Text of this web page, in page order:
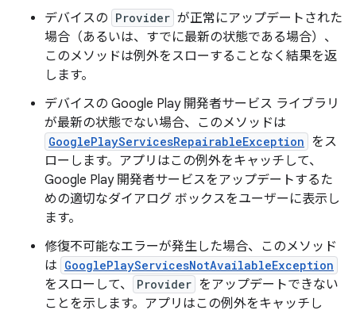
デバイスの Provider が正常にアップデートされた
場合（あるいは、すでに最新の状態である場合）、
このメソッドは例外をスローすることなく結果を返
します。
デバイスの Google Play 開発者サービス ライブラリ
が最新の状態でない場合、このメソッドは
GooglePlayServicesRepairableException をス
ローします。アプリはこの例外をキャッチして、
Google Play 開発者サービスをアップデートするた
めの適切なダイアログ ボックスをユーザーに表示し
ます。
修復不可能なエラーが発生した場合、このメソッド
は GooglePlayServicesNotAvailableException
をスローして、 Provider をアップデートできない
ことを示します。アプリはこの例外をキャッチし